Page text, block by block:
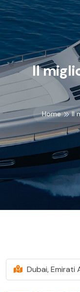
Il
Home Il
Dubai, Emirati